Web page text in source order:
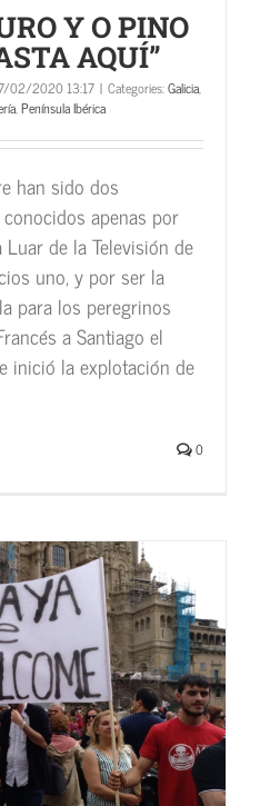
Y O PINO
AQUÍ”
02/2020 13:17 | Categories:Galicia,
,Península Ibérica
han sido dos
apenas por
de la Televisión de
uno, y por ser la
para los peregrinos
a Santiago el
inició la explotación de
0